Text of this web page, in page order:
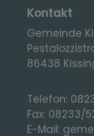
Kontakt
Gemeinde
86438
Telefon:
Fax: 08233/
E-Mail: